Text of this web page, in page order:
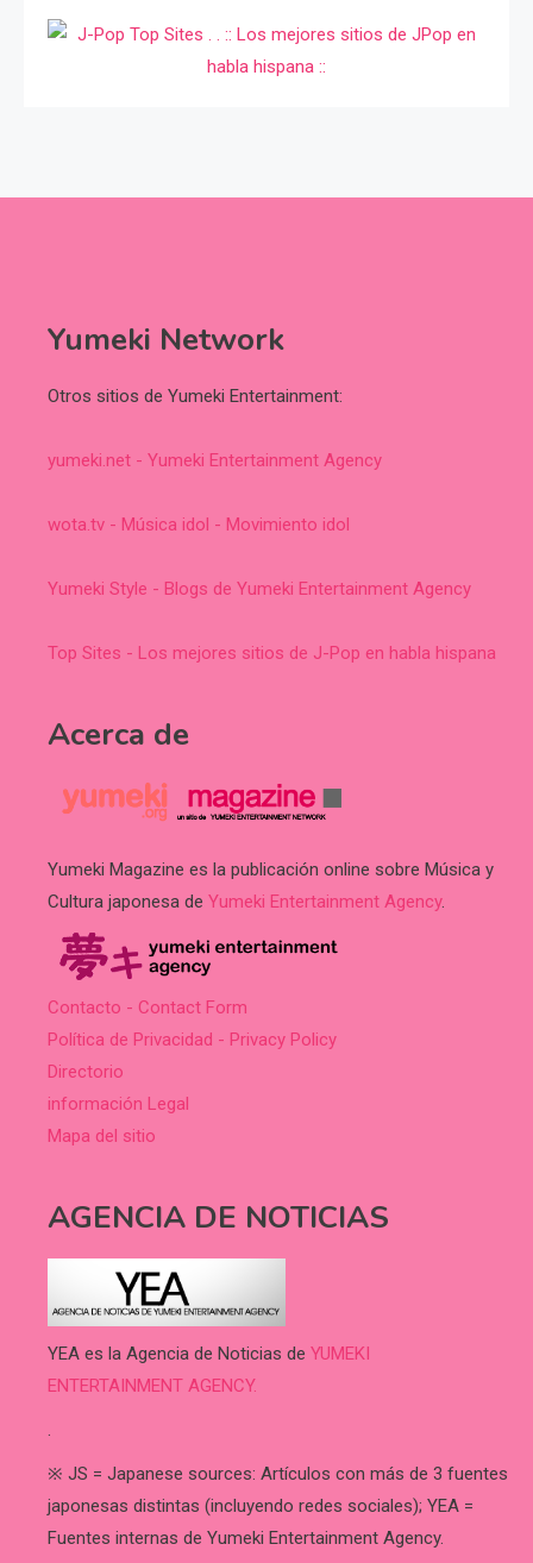
Yumeki Network
Otros sitios de Yumeki Entertainment:
yumeki.net - Yumeki Entertainment Agency
wota.tv - Música idol - Movimiento idol
Yumeki Style - Blogs de Yumeki Entertainment Agency
Top Sites - Los mejores sitios de J-Pop en habla hispana
Acerca de
Yumeki Magazine es la publicación online sobre Música y
Cultura japonesa de Yumeki Entertainment Agency.
Contacto - Contact Form
Política de Privacidad - Privacy Policy
Directorio
información Legal
Mapa del sitio
AGENCIA DE NOTICIAS
YEA es la Agencia de Noticias de YUMEKI
ENTERTAINMENT AGENCY.
.
※ JS = Japanese sources: Artículos con más de 3 fuentes
japonesas distintas (incluyendo redes sociales); YEA =
Fuentes internas de Yumeki Entertainment Agency.